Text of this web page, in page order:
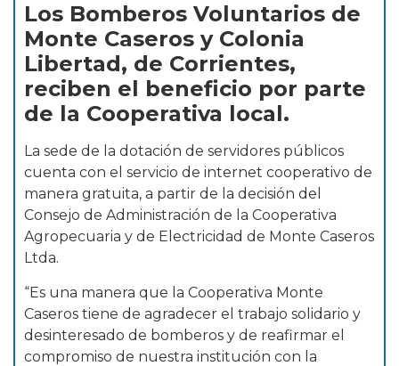
Los Bomberos Voluntarios de
Monte Caseros y Colonia
Libertad, de Corrientes,
reciben el beneficio por parte
de la Cooperativa local.
La sede de la dotación de servidores públicos
cuenta con el servicio de internet cooperativo de
manera gratuita, a partir de la decisión del
Consejo de Administración de la Cooperativa
Agropecuaria y de Electricidad de Monte Caseros
Ltda.
“Es una manera que la Cooperativa Monte
Caseros tiene de agradecer el trabajo solidario y
desinteresado de bomberos y de reafirmar el
compromiso de nuestra institución con la